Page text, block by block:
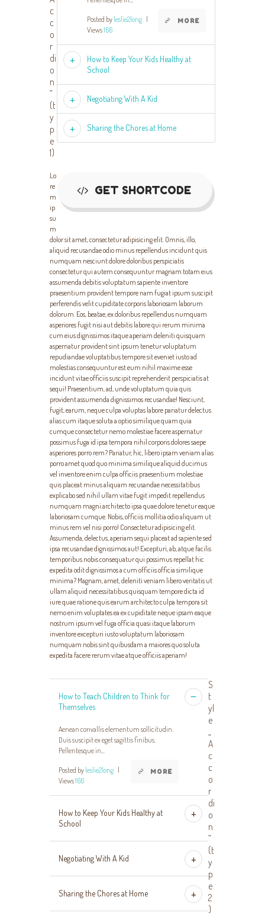
MORE
Posted by leslie2long
Views166
How to Keep Your Kids Healthy at
School
Negotiating With A Kid
Sharing the Chores at Home
GET SHORTCODE
c
c
o
r
di
o
n
”
(t
y
p
e
1)
Lo
re
m
ip
su
m
dolor sit amet, consectetur adipisicing elit. Omnis, illo,
aliquid recusandae odio minus repellendus incidunt quis
numquam nesciunt dolore doloribus perspiciatis
consectetur qui autem consequuntur magnam totam eius
assumenda debitis voluptatum sapiente inventore
praesentium provident tempore nam fugiat ipsum suscipit
perferendis velit cupiditate corporis laboriosam laborum
dolorum. Eos, beatae, ex doloribus repellendus numquam
asperiores fugit nisi aut debitis labore qui rerum minima
cum eius dignissimos itaque aperiam deleniti quisquam
aspernatur provident sint ipsum tenetur voluptatum
repudiandae voluptatibus tempore sit eveniet iusto ad
molestias consequuntur est eum nihil maxime esse
incidunt vitae officiis suscipit reprehenderit perspiciatis at
sequi! Praesentium, ad, unde voluptatum quia quis
provident assumenda dignissimos recusandae! Nesciunt,
fugit, earum, neque culpa voluptas labore pariatur delectus
alias cum itaque soluta a optio similique quam quia
cumque consectetur nemo molestiae facere aspernatur
possimus fuga id ipsa tempora nihil corporis dolores saepe
asperiores porro rem? Pariatur, hic, libero ipsam veniam alias
porro amet quod quo minima similique aliquid ducimus
vel inventore enim culpa officiis praesentium molestiae
quis placeat minus aliquam recusandae necessitatibus
explicabo sed nihil ullam vitae fugit impedit repellendus
numquam magni architecto ipsa quae dolore tenetur eaque
laboriosam cumque. Nobis, officiis mollitia odio aliquam ut
minus rem vel nisi porro! Consectetur adipisicing elit.
Assumenda, delectus, aperiam sequi placeat ad sapiente sed
ipsa recusandae dignissimos aut! Excepturi, ab, atque facilis
temporibus nobis consequatur qui possimus repellat hic
expedita odit dignissimos a cum officiis officia similique
minima? Magnam, amet, deleniti veniam libero veritatis ut
ullam aliquid necessitatibus quisquam tempore dicta id
iure quae ratione quis earum architecto culpa tempora sit
nemo enim voluptates ea ex cupiditate neque ipsam eaque
nostrum ipsum vel fuga officia quasi itaque laborum
inventore excepturi iusto voluptatum laboriosam
numquam nobis sint quibusdam a maiores quo soluta
expedita facere rerum vitae atque officiis aperiam!
How to Teach Children to Think for
Themselves
Aenean convallis elementum sollicitudin.
Duis suscipit ex eget sagittis finibus.
Pellentesque in...
MORE
Posted by leslie2long
Views166
How to Keep Your Kids Healthy at
School
Negotiating With A Kid
Sharing the Chores at Home
S
t
yl
e
„
A
c
c
o
r
di
o
n
”
(t
y
p
e
2
)